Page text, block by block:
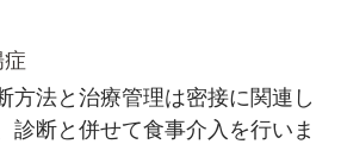
方法​と治療管理は密接に関連し
診断と併せて​食事介入を行いま